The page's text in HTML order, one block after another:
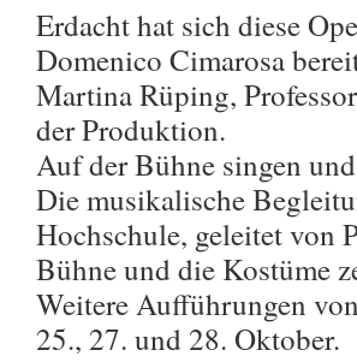
Erdacht hat sich diese
Domenico Cimarosa
Martina Rüping,
der Produktion.
Auf der Bühne singen
Die musikalische
Hochschule, geleitet von
Bühne und die Kostüme
Weitere Aufführungen
25., 27. und 28. Oktober.